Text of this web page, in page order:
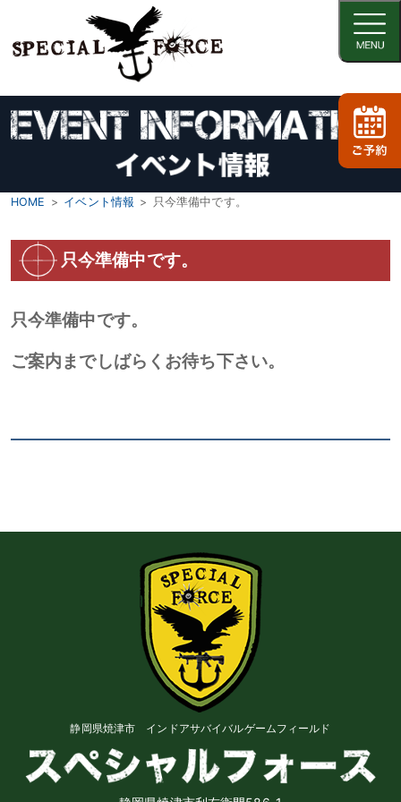
HOME イベント情報 只今準備中です。
只今準備中です。
只今準備中です。
ご案内までしばらくお待ち下さい。
静岡県焼津市 インドアサバイバルゲームフィールド